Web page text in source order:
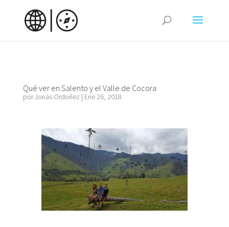
Qué ver en Salento y el Valle de Cocora
porJonás Ordoñez | Ene 26, 2018